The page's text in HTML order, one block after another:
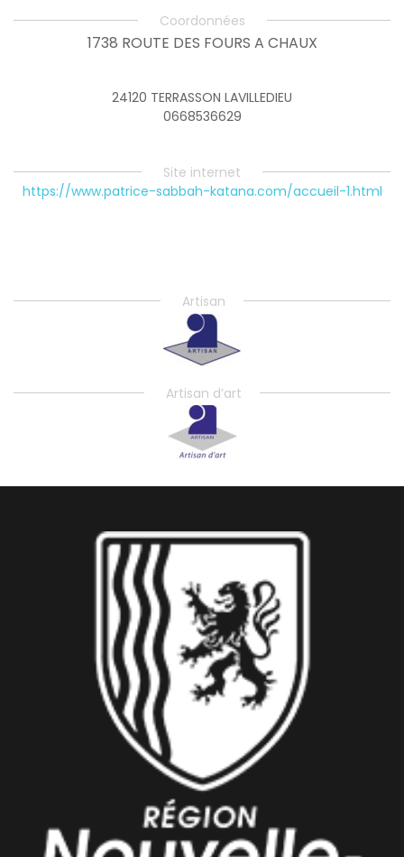
Coordonnées
1738 ROUTE DES FOURS A CHAUX
24120 TERRASSON LAVILLEDIEU
0668536629
Site internet
https://www.patrice-sabbah-katana.com/accueil-1.html
Artisan
Artisan d’art